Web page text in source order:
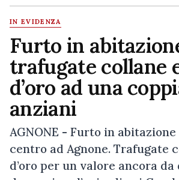
sito
IN EVIDENZA
Furto in
trafugate collane
d’oro ad una
anziani
AGNONE - Furto in
centro ad Agnone. Trafugate
d’oro per un valore ancora